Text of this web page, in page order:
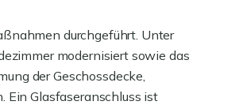
durchgeführt. Unter
modernisiert sowie das
der Geschossdecke,
Ein Glasfaseranschluss ist